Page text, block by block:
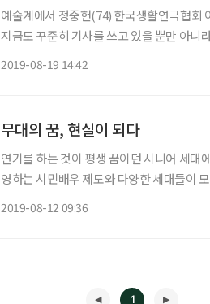
예술계에서 정중헌(74) 한국생활연극협회
지금도 꾸준히 기사를 쓰고 있을 뿐만 아니
2019-08-19 14:42
무대의 꿈, 현실이 되다
연기를 하는 것이 평생 꿈이던 시니어 세대
영하는 시민배우 제도와 다양한 세대들이
2019-08-12 09:36
1